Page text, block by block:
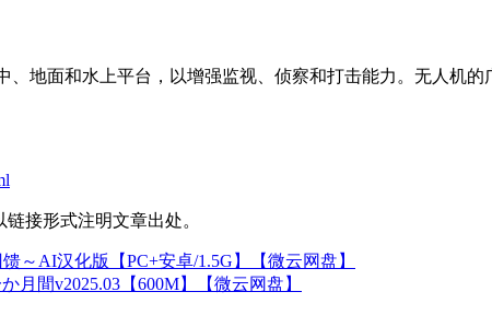
地面和水上平台，以增强监视、侦察和打击能力。无人机
接形式注明文章出处。
～AI汉化版【PC+安卓/1.5G】【微云网盘】
月間v2025.03【600M】【微云网盘】